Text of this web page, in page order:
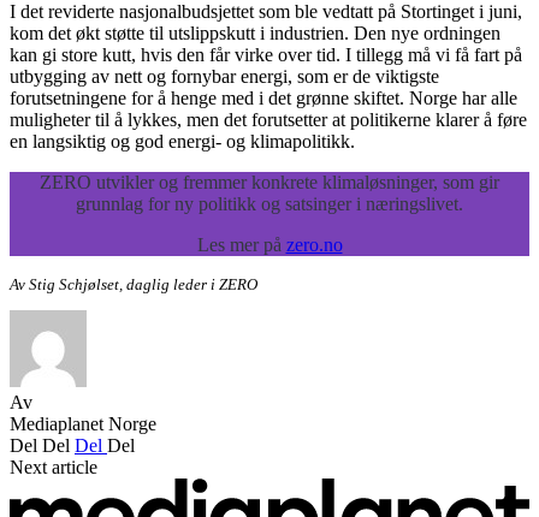
I det reviderte nasjonalbudsjettet som ble vedtatt på Stortinget i juni,
kom det økt støtte til utslippskutt i industrien. Den nye ordningen
kan gi store kutt, hvis den får virke over tid. I tillegg må vi få fart på
utbygging av nett og fornybar energi, som er de viktigste
forutsetningene for å henge med i det grønne skiftet. Norge har alle
muligheter til å lykkes, men det forutsetter at politikerne klarer å føre
en langsiktig og god energi- og klimapolitikk.
ZERO utvikler og fremmer konkrete klimaløsninger, som gir
grunnlag for ny politikk og satsinger i næringslivet.
Les mer på zero.no
Av Stig Schjølset, daglig leder i ZERO
Av
Mediaplanet Norge
Del Del Del Del
Next article